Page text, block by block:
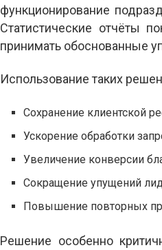
функционирование
Статистические отчёты
принимать обоснованные
Использование таких
Сохранение клиентской
Ускорение обработки
Увеличение конверсии
Сокращение упущений
Повышение повторных
Решение особенно